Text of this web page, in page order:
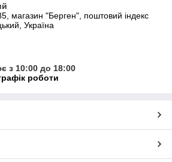
магазин "Берген", поштовий індекс
Україна
з 10:00 до 18:00
роботи